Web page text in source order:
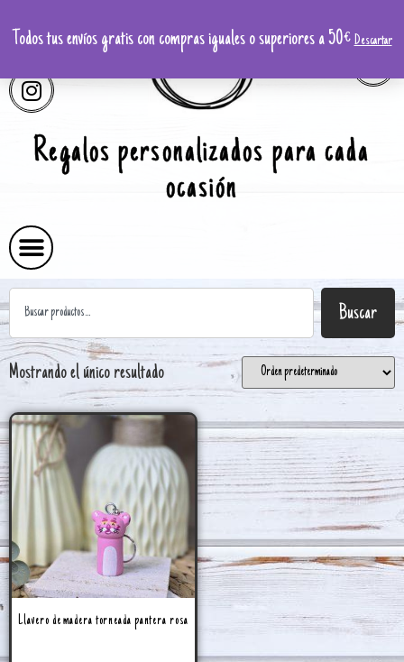
Regalos personalizados para cada
ocasión
Buscar
Mostrando el único resultado
Llavero de madera torneada pantera rosa
Todos tus envíos gratis con compras iguales o superiores a 50€Descartar